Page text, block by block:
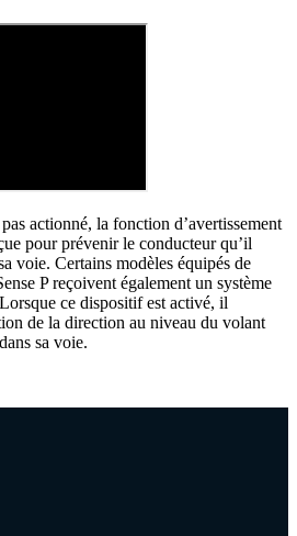
actionné, la fonction d’avertissement
pour prévenir le conducteur qu’il
voie. Certains modèles équipés de
P reçoivent également un système
ce dispositif est activé, il
de la direction au niveau du volant
sa voie.